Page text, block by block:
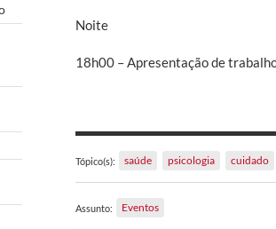
Noite
18h00 – Apresentação de
Tópico(s): saúde psicologia cuidado
Assunto: Eventos